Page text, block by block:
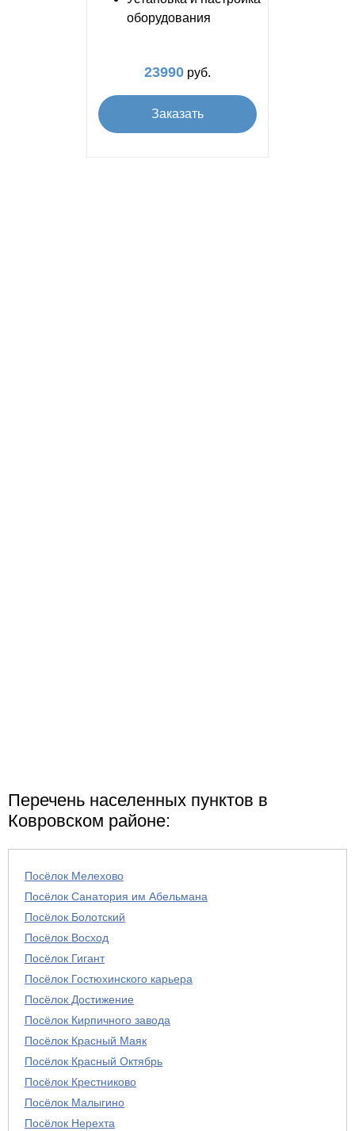
оборудования
23990 руб.
Заказать
Перечень населенных пунктов в
Ковровском районе:
Посёлок Мелехово
Посёлок Санатория им Абельмана
Посёлок Болотский
Посёлок Восход
Посёлок Гигант
Посёлок Гостюхинского карьера
Посёлок Достижение
Посёлок Кирпичного завода
Посёлок Красный Маяк
Посёлок Красный Октябрь
Посёлок Крестниково
Посёлок Малыгино
Посёлок Нерехта